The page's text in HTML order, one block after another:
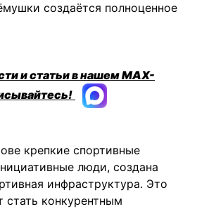
создаётся полноценное
и статьи в нашем MAX-
крепкие спортивные
люди, создана
инфраструктура. Это
стать конкурентным